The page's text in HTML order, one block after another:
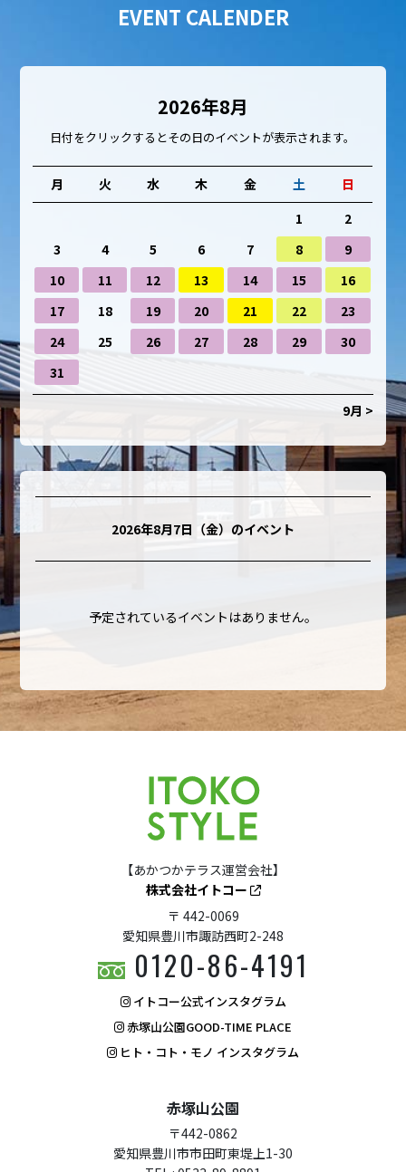
EVENT CALENDER
2026年8月
日付をクリックするとその日のイベントが表示されます。
月 火 水 木 金 土
日
1
2
3
4 5 6 7 8
9
10
11 12 13 14 15
16
17
18 19 20 21 22
23
24
25 26 27 28 29
30
31
9月 >
2026年8月7日（金） のイベント
予定されているイベントはありません。
【あかつかテラス運営会社】
株式会社イトコー
〒 442-0069
愛知県豊川市諏訪西町2-248
0120-86-4191
イトコー公式インスタグラム
赤塚山公園GOOD-TIME PLACE
ヒト・コト・モノ インスタグラム
赤塚山公園
〒442-0862
愛知県豊川市市田町東堤上1-30